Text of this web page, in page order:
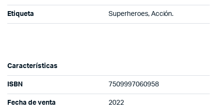
Etiqueta Superheroes, Acción.
Características
ISBN 7509997060958
Fecha de venta 2022